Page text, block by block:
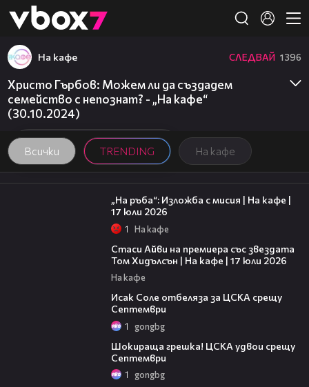
👾
Всички TRENDING На кафе
На кафе СЛЕДВАЙ 1396
Христо Гърбов: Можем ли да създадем
семейство с непознат? - „На кафе“
(30.10.2024)
09:09
„На ръба“: Изложба с мисия | На кафе |
17 юли 2026
1 На кафе
Стаси Айви на премиера със звездата
Том Хидълсън | На кафе | 17 юли 2026
На кафе
Исак Соле отбеляза за ЦСКА срещу
Септември
1 gongbg
Шокираща грешка! ЦСКА удвои срещу
Септември
1 gongbg